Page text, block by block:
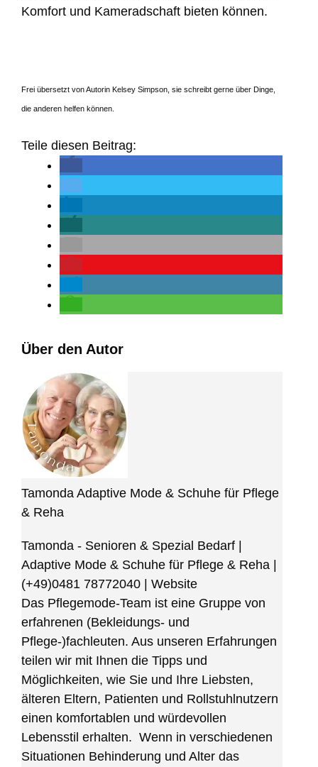
Komfort und Kameradschaft bieten können.
Frei übersetzt von Autorin Kelsey Simpson, sie schreibt gerne über Dinge,
die anderen helfen können.
Teile diesen Beitrag:
Über den Autor
Tamonda Adaptive Mode & Schuhe für Pflege
& Reha
Tamonda - Senioren & Spezial Bedarf |
Adaptive Mode & Schuhe für Pflege & Reha |
(+49)0481 78772040 | Website
Das Pflegemode-Team ist eine Gruppe von
erfahrenen (Bekleidungs- und
Pflege-)fachleuten. Aus unseren Erfahrungen
teilen wir mit Ihnen die Tipps und
Möglichkeiten, wie Sie und Ihre Liebsten,
älteren Eltern, Patienten und Rollstuhlnutzern
einen komfortablen und würdevollen
Lebensstil erhalten. Wenn in verschiedenen
Situationen Behinderung und Alter das